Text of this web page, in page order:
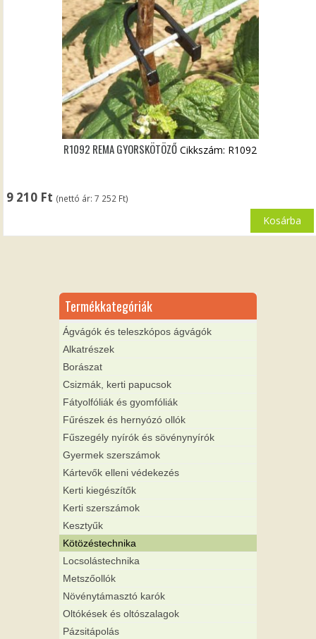
R1092 REMA GYORSKÖTÖZŐ
9 210 Ft (nettó ár:7 252 Ft)
Cikkszám: R1092
Kosárba
Termékkategóriák
Ágvágók és teleszkópos ágvágók
Alkatrészek
Borászat
Csizmák, kerti papucsok
Fátyolfóliák és gyomfóliák
Fűrészek és hernyózó ollók
Fűszegély nyírók és sövénynyírók
Gyermek szerszámok
Kártevők elleni védekezés
Kerti kiegészítők
Kerti szerszámok
Kesztyűk
Kötözéstechnika
Locsolástechnika
Metszőollók
Növénytámasztó karók
Oltókések és oltószalagok
Pázsitápolás